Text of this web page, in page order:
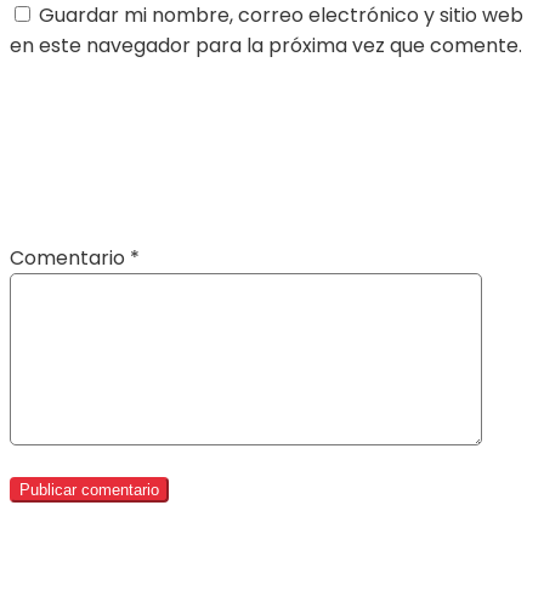
Guardar mi nombre, correo electrónico y sitio web
en este navegador para la próxima vez que comente.
Comentario *